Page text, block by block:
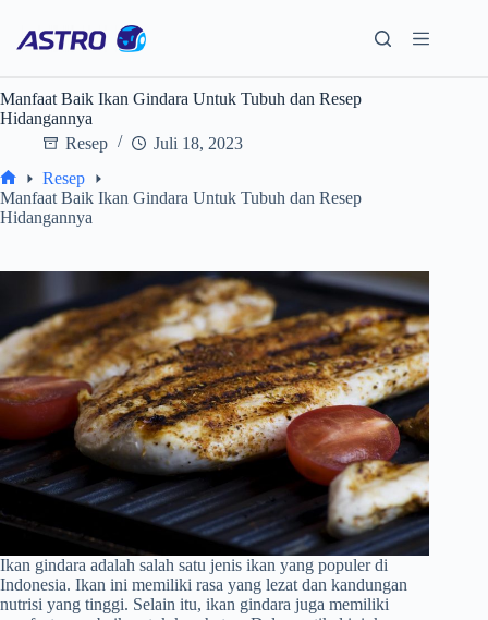
content
Manfaat Baik Ikan Gindara Untuk Tubuh dan Resep
Hidangannya
Resep
Juli 18, 2023
Home
Resep
Manfaat Baik Ikan Gindara Untuk Tubuh dan Resep
Hidangannya
Ikan gindara adalah salah satu jenis ikan yang populer di
Indonesia. Ikan ini memiliki rasa yang lezat dan kandungan
nutrisi yang tinggi. Selain itu, ikan gindara juga memiliki